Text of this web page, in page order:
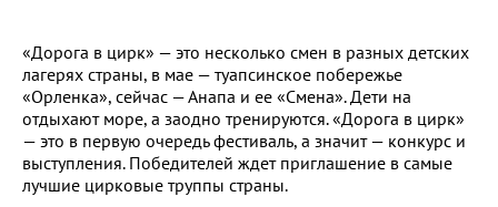
«Дорога в цирк» — это несколько смен в разных детских
лагерях страны, в мае — туапсинское побережье
«Орленка», сейчас — Анапа и ее «Смена». Дети на
отдыхают море, а заодно тренируются. «Дорога в цирк»
— это в первую очередь фестиваль, а значит — конкурс и
выступления. Победителей ждет приглашение в самые
лучшие цирковые труппы страны.